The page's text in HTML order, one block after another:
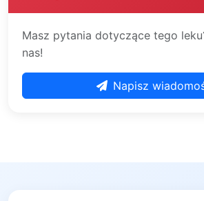
Masz pytania dotyczące tego
nas!
Napisz